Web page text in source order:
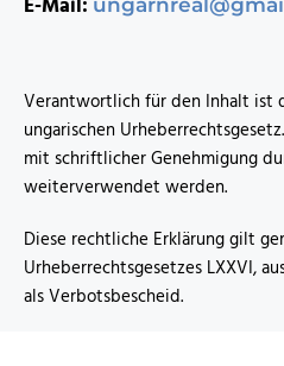
E-Mail:
Verantwortlich für den Inhalt ist
ungarischen
mit schriftlicher Genehmigung
weiterverwendet werden.
Diese rechtliche Erklärung gilt
Urheberrechtsgesetzes LXXVI,
als Verbotsbescheid.